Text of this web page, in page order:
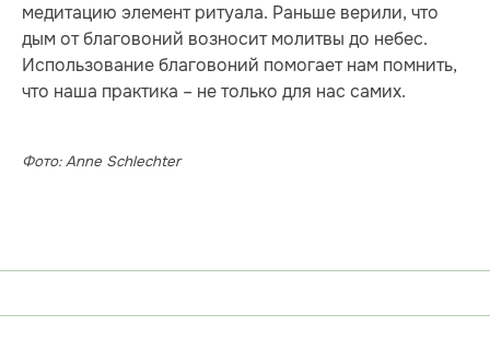
медитацию элемент ритуала. Раньше верили, что
дым от благовоний возносит молитвы до небес.
Использование благовоний помогает нам помнить,
что наша практика – не только для нас самих.
Фото: Anne Schlechter